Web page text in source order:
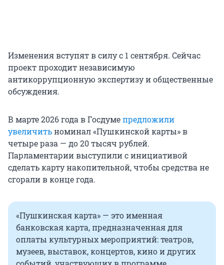
Изменения вступят в силу с 1 сентября. Сейчас
проект проходит независимую
антикоррупционную экспертизу и общественные
обсуждения.
В марте 2026 года в Госдумепредложили
увеличитьноминал «Пушкинской карты» в
четыре раза — до 20 тысяч рублей.
Парламентарии выступили с инициативой
сделать карту накопительной, чтобы средства не
сгорали в конце года.
«Пушкинская карта» — это именная
банковская карта, предназначенная для
оплаты культурных мероприятий: театров,
музеев, выставок, концертов, кино и других